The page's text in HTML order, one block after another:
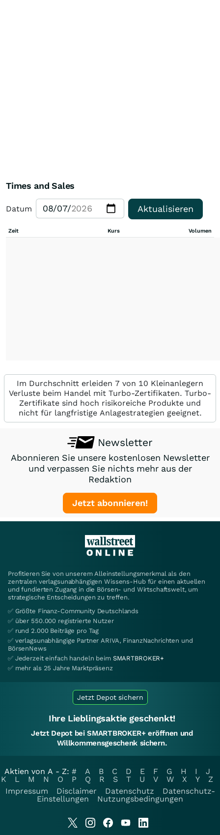
Times and Sales
Datum Aktualisieren
Zeit Kurs Volumen
Im Durchschnitt erleiden 7 von 10 Kleinanlegern
Verluste beim Handel mit Turbo-Zertifikaten. Turbo-
Zertifikate sind hoch risikoreiche Produkte und
nicht für langfristige Anlagestrategien geeignet.
Newsletter
Abonnieren Sie unsere kostenlosen Newsletter
und verpassen Sie nichts mehr aus der
Redaktion
Jetzt abonnieren!
Profitieren Sie von unserem Alleinstellungsmerkmal als den
zentralen verlagsunabhängigen Wissens-Hub für einen aktuellen
und fundierten Zugang in die Börsen- und Wirtschaftswelt, um
strategische Entscheidungen zu treffen.
✅ Größte Finanz-Community Deutschlands
✅ über 550.000 registrierte Nutzer
✅ rund 2.000 Beiträge pro Tag
✅ verlagsunabhängige Partner ARIVA, FinanzNachrichten und
BörsenNews
✅ Jederzeit einfach handeln beim SMARTBROKER+
✅ mehr als 25 Jahre Marktpräsenz
Jetzt Depot sichern
Ihre Lieblingsaktie geschenkt!
Jetzt Depot bei SMARTBROKER+ eröffnen und
Willkommensgeschenk sichern.
Aktien von A - Z: # A B C D E F G H I
J
K
L M N O P Q R S T U V W X Y
Z
Impressum
Disclaimer Datenschutz
Datenschutz-
Einstellungen
Nutzungsbedingungen